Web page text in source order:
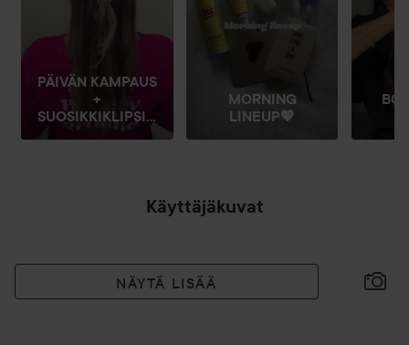
PÄIVÄN KAMPAUS
+
SUOSIKKIKLIPSI...
MORNING
LINEUP💖
Käyttäjäkuvat
NÄYTÄ LISÄÄ